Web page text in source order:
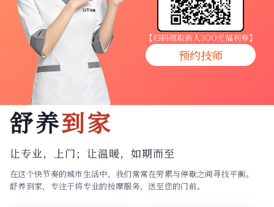
养生按摩
技师入驻
商家入驻
代理入驻
预约技师
【扫码领取新人3OO元福利券】
预约技师
舒养到家
让专业，上门； 让温暖，如期而至
在这个快节奏的城市生活中，我们常常在劳累与停歇之间寻找平衡。
舒养到家，专注于将专业的按摩服务，送至您的门前。